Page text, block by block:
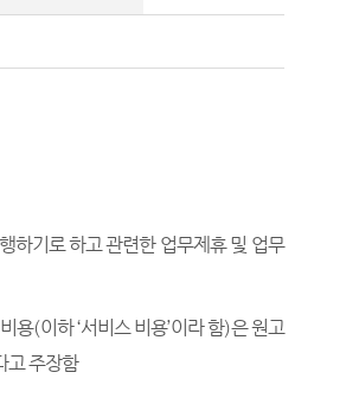
하기로 하고 관련한 업무제휴 및 업무
용(이하‘서비스 비용’이라 함)은 원고
고 주장함